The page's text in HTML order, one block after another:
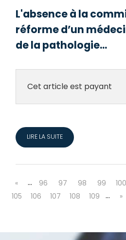
L'absence à la
réforme d’un
de la pathologie...
Cet article est payant
LIRE LA SUITE
« … 96 97 98 99 100
105
106 107 108 109 … »